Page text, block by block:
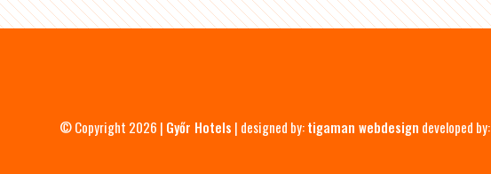
© Copyright 2026 | Győr Hotels | designed by:tigaman webdesign developed by: